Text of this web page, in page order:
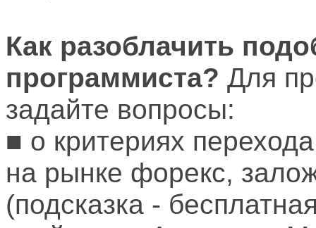
Как разоблачить
программиста? Для
задайте вопросы:
■ о критериях
на рынке форекс,
(подсказка -